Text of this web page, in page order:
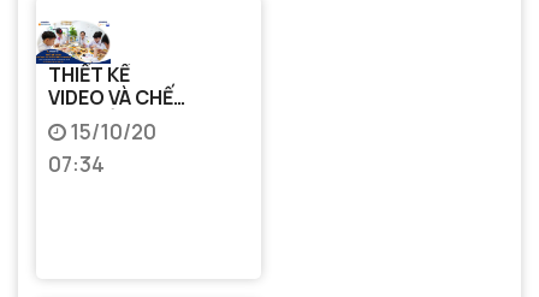
THIẾT KẾ
VIDEO VÀ CHẾ
TẠO HỆ
THỐNG BỘ THÍ
NGHIỆM PHỤC
15/10/20
07:34